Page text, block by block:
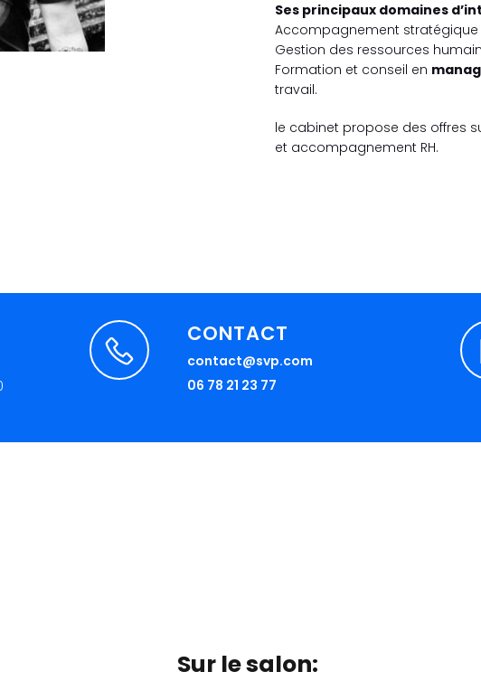
Ses principaux domaines
Accompagnement
Gestion des ressources
Formation et conseil en
travail.
le cabinet propose des offres
et accompagnement RH.
CONTACT
contact@svp.com
06 78 21 23 77
Sur le salon: